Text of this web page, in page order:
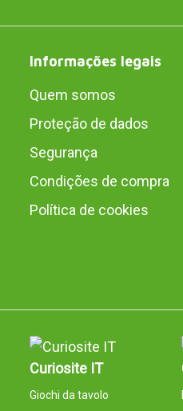
Informações legais
Quem somos
Proteção de dados
Segurança
Condições de compra
Política de cookies
Curiosite IT
Giochi da tavolo